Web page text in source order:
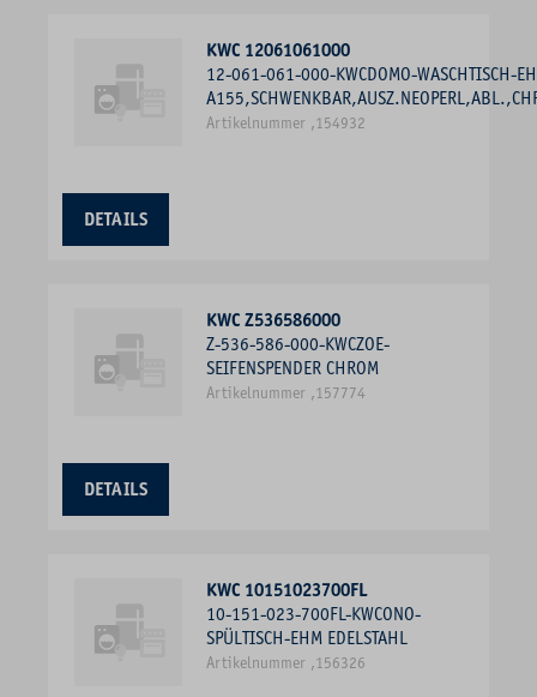
KWC 12061061000
12-061-061-000-KWCDOMO-WASCHTISCH-
Artikelnummer ,154932
DETAILS
KWC Z536586000
Z-536-586-000-KWCZOE-
SEIFENSPENDER CHROM
Artikelnummer ,157774
DETAILS
KWC 10151023700FL
10-151-023-700FL-KWCONO-
SPÜLTISCH-EHM EDELSTAHL
Artikelnummer ,156326